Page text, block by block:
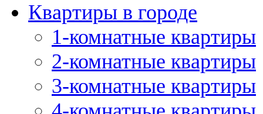
Квартиры в городе
1-комнатные квартиры
2-комнатные квартиры
3-комнатные квартиры